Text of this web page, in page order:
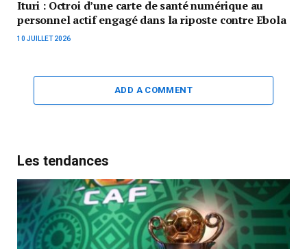
Ituri : Octroi d’une carte de santé numérique au
personnel actif engagé dans la riposte contre Ebola
10 JUILLET 2026
ADD A COMMENT
Les tendances